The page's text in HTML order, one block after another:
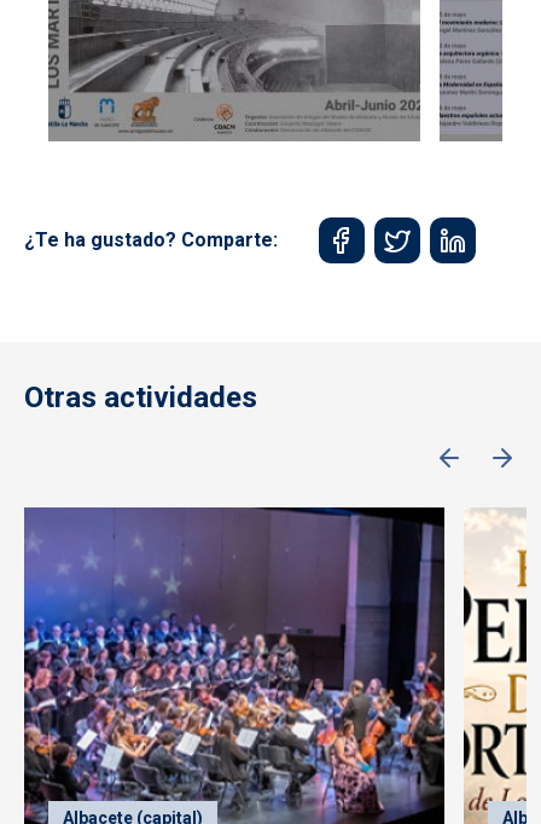
¿Te ha gustado? Comparte:
Otras actividades
Albacete (capital)